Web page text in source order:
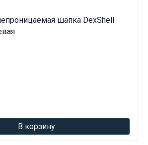
шапка DexShell
В корзину